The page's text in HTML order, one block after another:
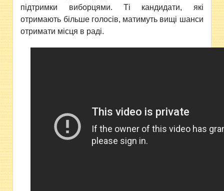
підтримки виборцями. Ті кандидати, які
отримають більше голосів, матимуть вищі шанси
отримати місця в раді.